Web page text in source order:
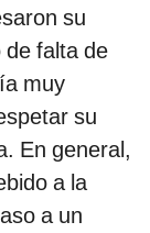
su
falta de
muy
su
En general,
a la
a un